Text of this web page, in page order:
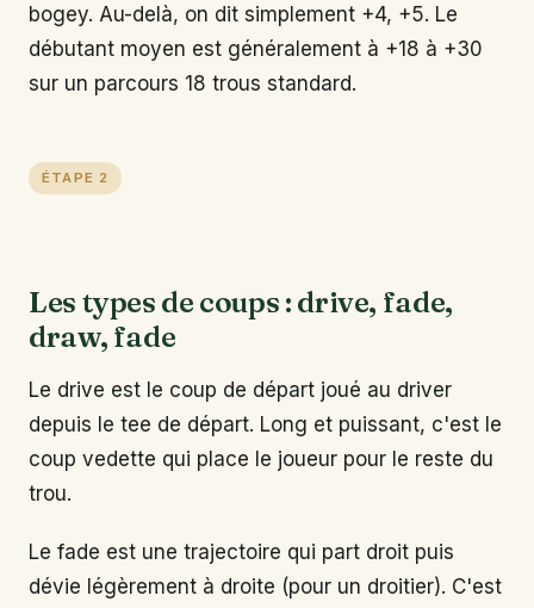
bogey. Au-delà, on dit simplement +4, +5. Le
débutant moyen est généralement à +18 à +30
sur un parcours 18 trous standard.
ÉTAPE 2
Les types de coups : drive, fade,
draw, fade
Le drive est le coup de départ joué au driver
depuis le tee de départ. Long et puissant, c'est le
coup vedette qui place le joueur pour le reste du
trou.
Le fade est une trajectoire qui part droit puis
dévie légèrement à droite (pour un droitier). C'est